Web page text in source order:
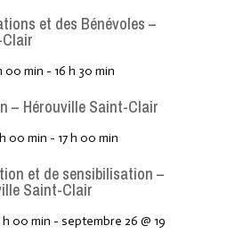
et des Bénévoles –
00 min - 16 h 30 min
– Hérouville Saint-Clair
00 min - 17 h 00 min
et de sensibilisation –
Saint-Clair
h 00 min - septembre 26 @ 19